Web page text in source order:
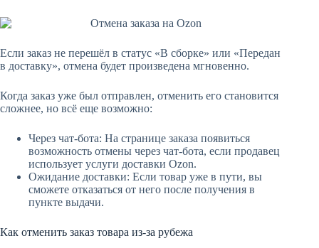
Если заказ не перешёл в статус «В сборке» или «Передан
в доставку», отмена будет произведена мгновенно.
Когда заказ уже был отправлен, отменить его становится
сложнее, но всё еще возможно:
Через чат-бота: На странице заказа появиться
возможность отмены через чат-бота, если продавец
использует услуги доставки Ozon.
Ожидание доставки: Если товар уже в пути, вы
сможете отказаться от него после получения в
пункте выдачи.
Как отменить заказ товара из-за рубежа